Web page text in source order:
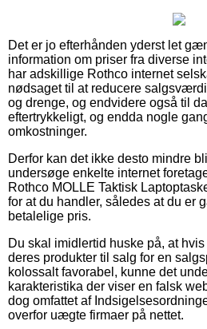
Det er jo efterhånden yderst let
information om priser fra diverse
har adskillige Rothco internet
nødsaget til at reducere
og drenge, og endvidere også til
eftertrykkeligt, og endda nogle
omkostninger.
Derfor kan det ikke desto mindre
undersøge enkelte internet
Rothco MOLLE Taktisk
for at du handler, således at du er
betalelige pris.
Du skal imidlertid huske på, at
deres produkter til salg for en
kolossalt favorabel, kunne det
karakteristika der viser en falsk
dog omfattet af
overfor uægte firmaer på nettet.